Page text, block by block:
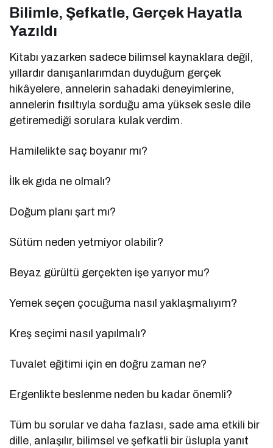
Bilimle, Şefkatle, Gerçek Hayatla
Yazıldı
Kitabı yazarken sadece bilimsel kaynaklara değil,
yıllardır danışanlarımdan duyduğum gerçek
hikâyelere, annelerin sahadaki deneyimlerine,
annelerin fısıltıyla sorduğu ama yüksek sesle dile
getiremediği sorulara kulak verdim.
Hamilelikte saç boyanır mı?
İlk ek gıda ne olmalı?
Doğum planı şart mı?
Sütüm neden yetmiyor olabilir?
Beyaz gürültü gerçekten işe yarıyor mu?
Yemek seçen çocuğuma nasıl yaklaşmalıyım?
Kreş seçimi nasıl yapılmalı?
Tuvalet eğitimi için en doğru zaman ne?
Ergenlikte beslenme neden bu kadar önemli?
Tüm bu sorular ve daha fazlası, sade ama etkili bir
dille, anlaşılır, bilimsel ve şefkatli bir üslupla yanıt